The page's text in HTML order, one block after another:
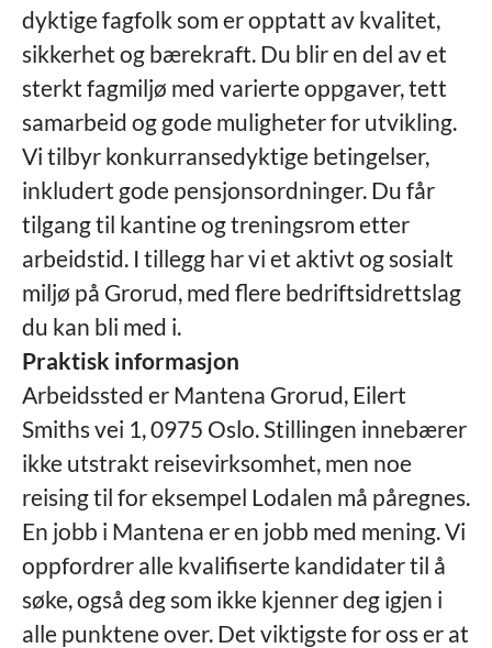
dyktige fagfolk som er opptatt av kvalitet,
sikkerhet og bærekraft. Du blir en del av et
sterkt fagmiljø med varierte oppgaver, tett
samarbeid og gode muligheter for utvikling.
Vi tilbyr konkurransedyktige betingelser,
inkludert gode pensjonsordninger. Du får
tilgang til kantine og treningsrom etter
arbeidstid. I tillegg har vi et aktivt og sosialt
miljø på Grorud, med flere bedriftsidrettslag
du kan bli med i.
Praktisk informasjon
Arbeidssted er Mantena Grorud, Eilert
Smiths vei 1, 0975 Oslo. Stillingen innebærer
ikke utstrakt reisevirksomhet, men noe
reising til for eksempel Lodalen må påregnes.
En jobb i Mantena er en jobb med mening. Vi
oppfordrer alle kvalifiserte kandidater til å
søke, også deg som ikke kjenner deg igjen i
alle punktene over. Det viktigste for oss er at